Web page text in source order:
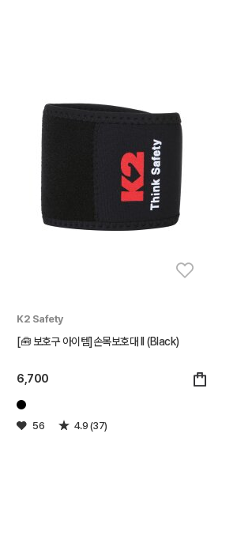
K2 Safety
[🧰 보호구 아이템]손목보호대 II (Black)
6,700
56 4.9 (37)